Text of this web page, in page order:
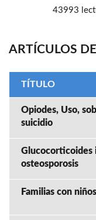
43993
ARTÍCULOS
TÍTULO
Opiodes, Uso,
suicidio
Glucocorticoides
osteosporosis
Familias con